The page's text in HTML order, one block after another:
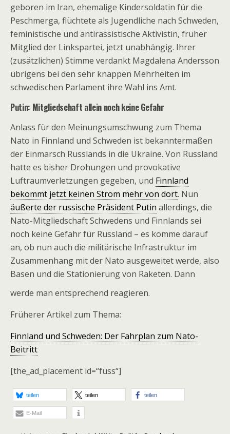
geboren im Iran, ehemalige Kindersoldatin für die
Peschmerga, flüchtete als Jugendliche nach Schweden,
feministische und antirassistische Aktivistin, früher
Mitglied der Linkspartei, jetzt unabhängig. Ihrer
(zusätzlichen) Stimme verdankt Magdalena Andersson
übrigens bei den sehr knappen Mehrheiten im
schwedischen Parlament ihre Wahl ins Amt.
Putin: Mitgliedschaft allein noch keine Gefahr
Anlass für den Meinungsumschwung zum Thema
Nato in Finnland und Schweden ist bekanntermaßen
der Einmarsch Russlands in die Ukraine. Von Russland
hatte es bisher Drohungen und provokative
Luftraumverletzungen gegeben, und Finnland
bekommt jetzt keinen Strom mehr von dort. Nun
äußerte der russische Präsident Putin allerdings, die
Nato-Mitgliedschaft Schwedens und Finnlands sei
noch keine Gefahr für Russland – es komme darauf
an, ob nun auch die militärische Infrastruktur im
Zusammenhang mit der Nato ausgeweitet werde, also
Basen und die Stationierung von Raketen. Dann
werde man entsprechend reagieren.
Früherer Artikel zum Thema:
Finnland und Schweden: Der Fahrplan zum Nato-
Beitritt
[the_ad_placement id=“fuss“]
teilen teilen teilen
E-Mail